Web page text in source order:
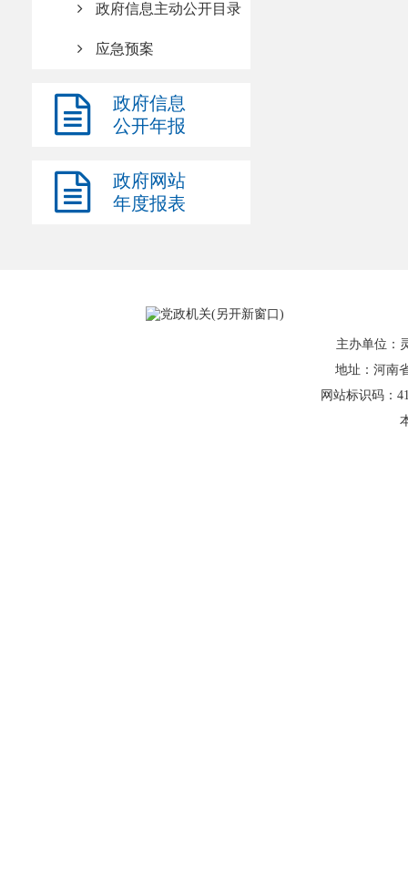
政府信息主动公开目录
应急预案
政府信息
公开年报
政府网站
年度报表
主办单位：
地址：河南
网站标识码：